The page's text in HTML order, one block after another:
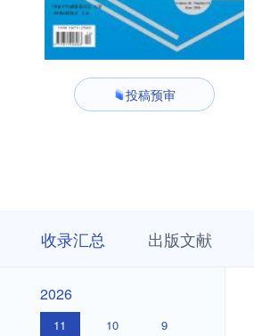
投稿预审
收录汇总 出版文献
2026
2026
11 10 9